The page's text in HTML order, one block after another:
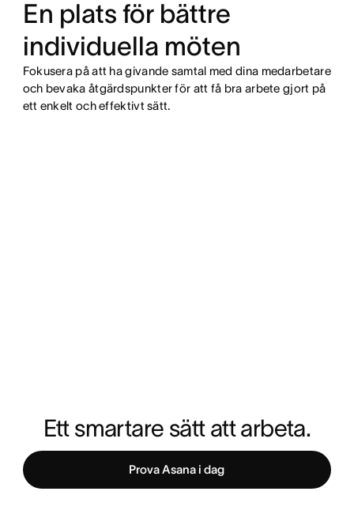
En plats för bättre
individuella möten
Fokusera på att ha givande samtal med dina medarbetare
och bevaka åtgärdspunkter för att få bra arbete gjort på
ett enkelt och effektivt sätt.
Ett smartare sätt att arbeta.
Prova Asana i dag